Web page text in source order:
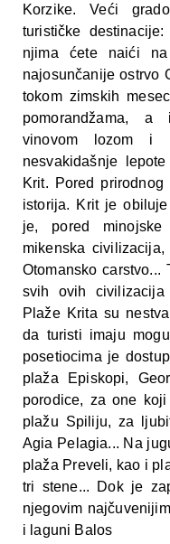
Korzike. Veći
turističke
njima ćete naići
najosunčanije ostrvo
tokom zimskih
pomorandžama, a
vinovom lozom i
nesvakidašnje
Krit. Pored
istorija. Krit je
je, pored
mikenska
Otomansko carstvo...
svih ovih
Plaže Krita su
da turisti imaju
posetiocima je
plaža Episkopi,
porodice, za one
plažu Spiliju, za
Agia Pelagia... Na
plaža Preveli, kao i
tri stene... Dok je
njegovim
i laguni Balos